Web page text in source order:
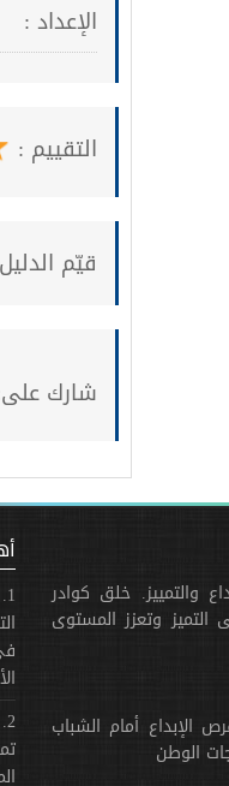
الإعداد :
التقييم :
قيّم
شارك
والتمييز. خلق كوادر
التميز وتعزز المستوى
الإبداع أمام الشباب
الوطن